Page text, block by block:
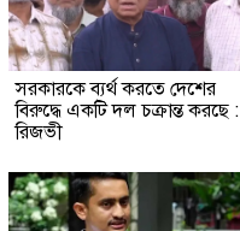
সরকারকে ব্যর্থ করতে দেশের
বিরুদ্ধে একটি দল চক্রান্ত করছে :
রিজভী